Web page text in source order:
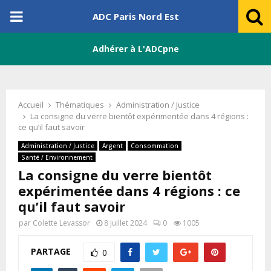
PRIMARY
ADC Paris Nord Est
Adhérer à L'ADCpne
Accueil Thématiques
Administration / Justice
La consigne du verre bientôt expérimentée dans 4 régions :
ce qu’il faut savoir
Administration / Justice Argent
Consommation
Santé / Environnement
La consigne du verre bientôt
expérimentée dans 4 régions : ce
qu’il faut savoir
par Colette Levassor 8 juillet 2024 0 1005
PARTAGE 0